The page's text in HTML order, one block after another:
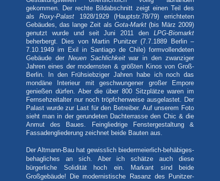
gekommen. Der rechte Bildabschnitt zeigt einen Teil des
alsRoxy-Palast 1928/1929 (Hauptstr.78/79) errichteten
Gebäudes, das lange Zeit als Gota-Markt(bis März 2009)
genutzt wurde und seit Juni 2011 den LPG-Biomarkt
beherbergt. Dies von Martin Punitzer (7.7.1889 Berlin –
7.10.1949 im Exil in Santiago de Chile) formvollendeten
Gebäude der Neuen Sachlichkeitwar in den zwanziger
Jahren eines der modernsten & größten Kinos von Groß-
Berlin. In den Frühsiebziger Jahren habe ich noch das
mondäne Interieur mit geschwungener großer Empore
genießen dürfen. Aber die über 800 Sitzplätze waren im
Fernsehzeitalter nur noch tröpfchenweise ausgelastet. Der
Palast wurde zur Last für den Betreiber. Auf unserem Foto
sieht man in der gerundeten Dachterrasse den Chic & die
Anmut des Baues. Feingliedrige Fenstergestaltung &
Fassadengliederung zeichnet beide Bauten aus.
Der Altmann-Bau hat gewisslich biedermeierlich-behäbiges-
behagliches an sich. Aber ich schätze auch diese
bürgerliche Solidität hoch ein. Markant sind beide
Großgebäude! Die modernistische Rasanz des Punitzer-